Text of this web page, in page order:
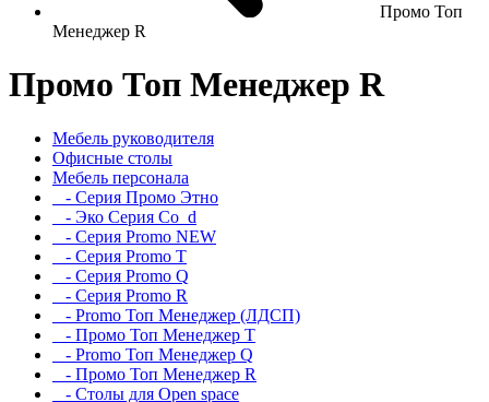
Промо Топ
Менеджер R
Промо Топ Менеджер R
Мебель руководителя
Офисные столы
Мебель персонала
- Серия Промо Этно
- Эко Серия Co_d
- Серия Promo NEW
- Серия Promo T
- Серия Promo Q
- Серия Promo R
- Promo Топ Менеджер (ЛДСП)
- Промо Топ Менеджер T
- Promo Топ Менеджер Q
- Промо Топ Менеджер R
- Столы для Open space